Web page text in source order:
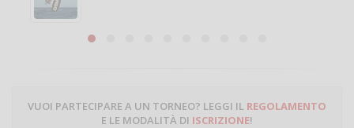
Michele Miglionico
VUOI PARTECIPARE A UN TORNEO? LEGGI IL REGOLAMENTO
E LE MODALITÀ DI ISCRIZIONE!